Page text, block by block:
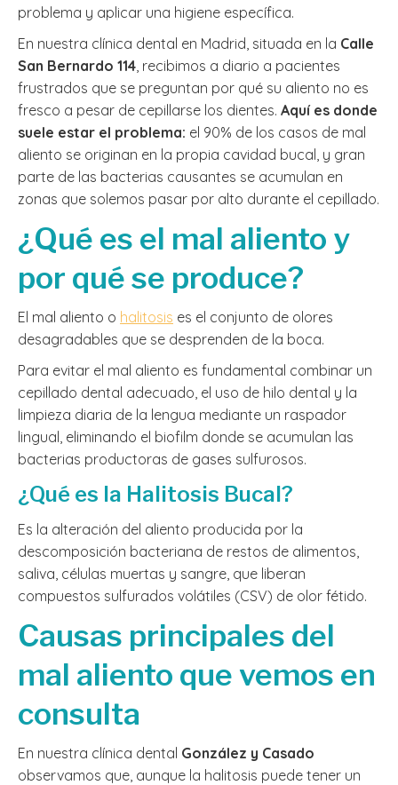
problema y aplicar una higiene específica.
En nuestra clínica dental en Madrid, situada en la Calle
San Bernardo 114 , recibimos a diario a pacientes
frustrados que se preguntan por qué su aliento no es
fresco a pesar de cepillarse los dientes. Aquí es donde
suele estar el problema: el 90% de los casos de mal
aliento se originan en la propia cavidad bucal, y gran
parte de las bacterias causantes se acumulan en
zonas que solemos pasar por alto durante el cepillado.
¿Qué es el mal aliento y
por qué se produce?
El mal aliento o halitosis es el conjunto de olores
desagradables que se desprenden de la boca.
Para evitar el mal aliento es fundamental combinar un
cepillado dental adecuado, el uso de hilo dental y la
limpieza diaria de la lengua mediante un raspador
lingual, eliminando el biofilm donde se acumulan las
bacterias productoras de gases sulfurosos.
¿Qué es la Halitosis Bucal?
Es la alteración del aliento producida por la
descomposición bacteriana de restos de alimentos,
saliva, células muertas y sangre, que liberan
compuestos sulfurados volátiles (CSV) de olor fétido.
Causas principales del
mal aliento que vemos en
consulta
En nuestra clínica dental González y Casado
observamos que, aunque la halitosis puede tener un